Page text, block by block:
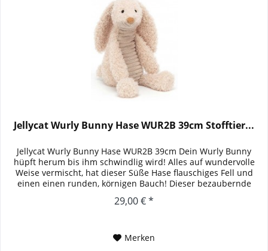
Jellycat Wurly Bunny Hase WUR2B 39cm Stofftier...
Jellycat Wurly Bunny Hase WUR2B 39cm Dein Wurly Bunny
hüpft herum bis ihm schwindlig wird! Alles auf wundervolle
Weise vermischt, hat dieser Süße Hase flauschiges Fell und
einen einen runden, körnigen Bauch! Dieser bezaubernde
Hase ist...
29,00 € *
Merken